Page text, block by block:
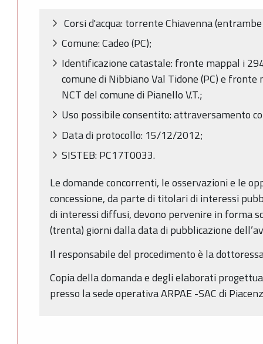
Corsi d'acqua: torrente Chiavenna
Comune: Cadeo (PC);
Identificazione catastale: fronte mappal i
comune di Nibbiano Val Tidone (PC) e
NCT del comune di Pianello V.T.;
Uso possibile consentito: attraversamento
Data di protocollo: 15/12/2012;
SISTEB: PC17T0033.
Le domande concorrenti, le osservazioni e le
concessione, da parte di titolari di interessi
di interessi diffusi, devono pervenire in forma
(trenta) giorni dalla data di pubblicazione
Il responsabile del procedimento è la
Copia della domanda e degli elaborati
presso la sede operativa ARPAE -SAC di